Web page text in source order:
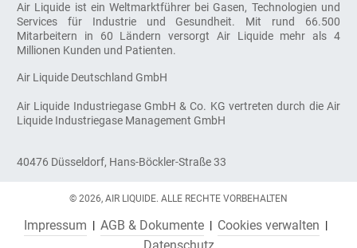
Air Liquide ist ein Weltmarktführer bei Gasen, Technologien und
Services für Industrie und Gesundheit. Mit rund 66.500
Mitarbeitern in 60 Ländern versorgt Air Liquide mehr als 4
Millionen Kunden und Patienten.
Air Liquide Deutschland GmbH
Air Liquide Industriegase GmbH & Co. KG vertreten durch die Air
Liquide Industriegase Management GmbH
40476 Düsseldorf, Hans-Böckler-Straße 33
© 2026, AIR LIQUIDE. ALLE RECHTE VORBEHALTEN
Impressum AGB & Dokumente
Cookies verwalten